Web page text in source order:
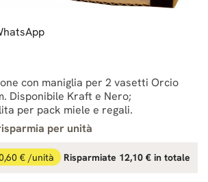
per unità
€ /unità Risparmiate 12,10 € in totale
con maniglia per 2 vasetti Orcio
Disponibile Kraft e Nero;
per pack miele e regali.